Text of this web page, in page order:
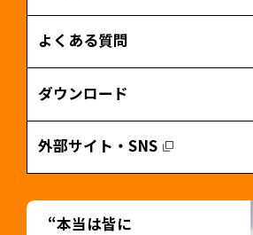
よくある質問
ダウンロード
外部サイト・SNS
“本当は皆に